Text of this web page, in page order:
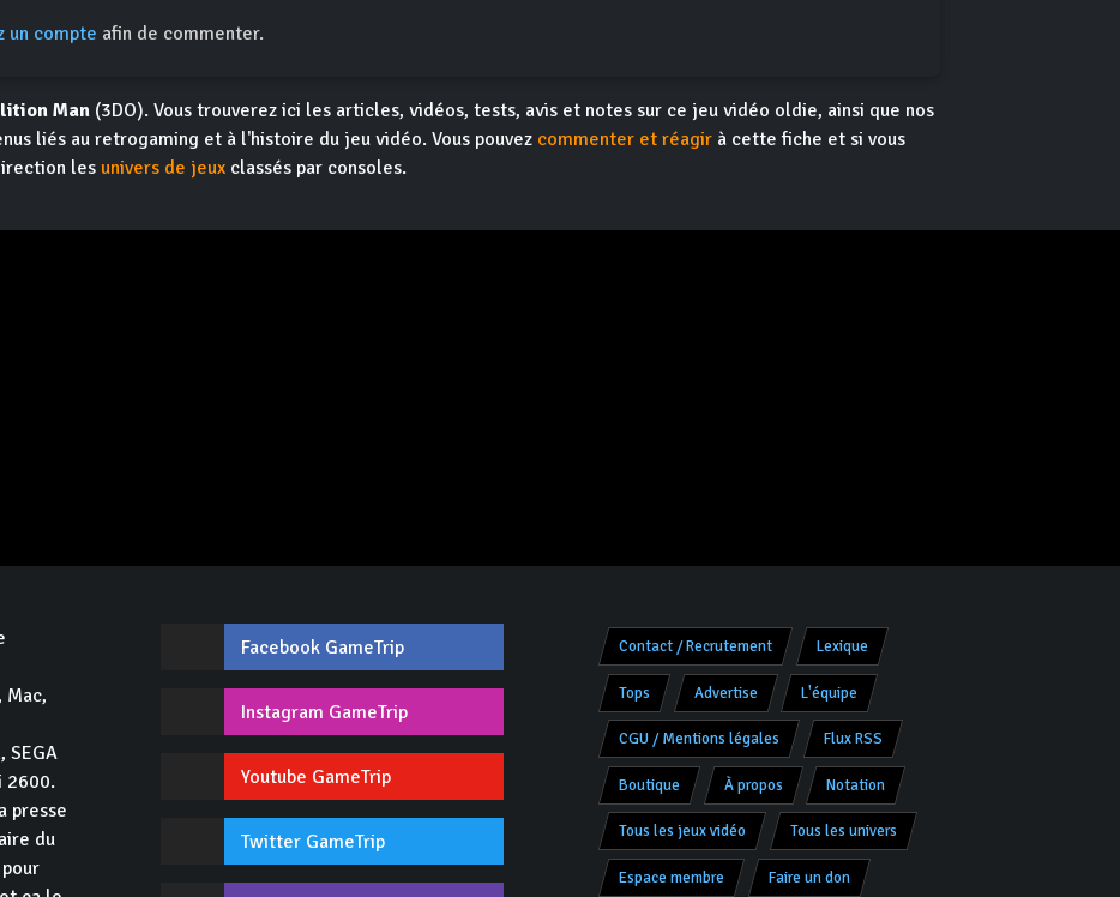
un compte afin de commenter.
Man (3DO). Vous trouverez ici les articles, vidéos, tests, avis et notes sur ce jeu vidéo oldie, ainsi que nos
liés au retrogaming et à l'histoire du jeu vidéo. Vous pouvez commenter et réagir à cette fiche et si vous
les univers de jeux classés par consoles.
Mac,
SEGA
2600.
presse
du
Facebook GameTrip
Instagram GameTrip
Youtube GameTrip
Twitter GameTrip
Contact / Recrutement Lexique
Tops Advertise L'équipe
CGU / Mentions légales Flux RSS
Boutique À propos Notation
Tous les jeux vidéo Tous les univers
Espace membre Faire un don